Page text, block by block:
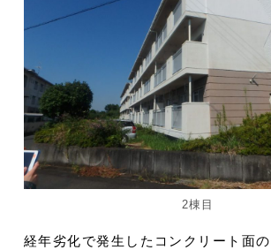
2棟目
経年劣化で発生したコンクリート面